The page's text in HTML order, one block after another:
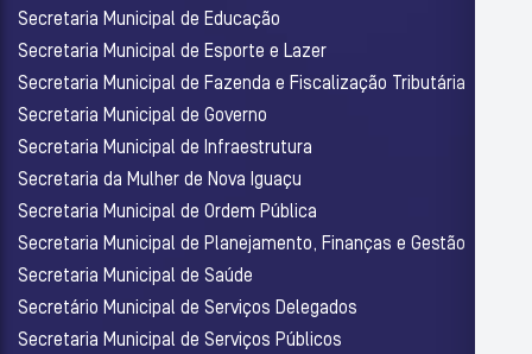
Secretaria Municipal de Educação
Secretaria Municipal de Esporte e Lazer
Secretaria Municipal de Fazenda e Fiscalização Tributária
Secretaria Municipal de Governo
Secretaria Municipal de Infraestrutura
Secretaria da Mulher de Nova Iguaçu
Secretaria Municipal de Ordem Pública
Secretaria Municipal de Planejamento, Finanças e Gestão
Secretaria Municipal de Saúde
Secretário Municipal de Serviços Delegados
Secretaria Municipal de Serviços Públicos